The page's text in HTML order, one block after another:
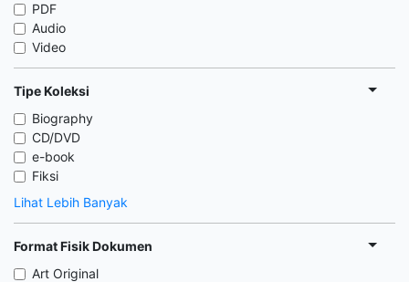
PDF
Audio
Video
Tipe Koleksi
Biography
CD/DVD
e-book
Fiksi
Lihat Lebih Banyak
Format Fisik Dokumen
Art Original